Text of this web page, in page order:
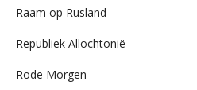
Raam op Rusland
Republiek Allochtonië
Rode Morgen